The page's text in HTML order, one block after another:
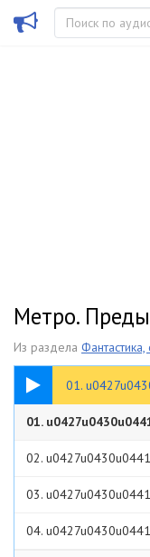
Метро.
Из раздела
01.
27:35
01.
02.
03.
04.